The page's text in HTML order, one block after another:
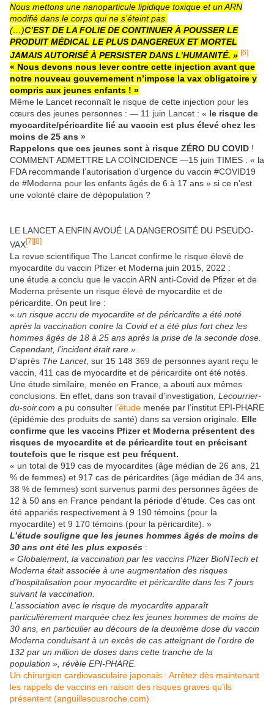
Nous mettons une nanoparticule lipidique toxique et un ARN
modifié dans le corps qui ne s’éteint pas.
(…)C’EST DE LA FOLIE DE CONTINUER À POUSSER LE
PRODUIT MÉDICAL LE PLUS DANGEREUX ET MORTEL
JAMAIS AUTORISÉ À PERSISTER DANS L’HUMANITÉ. » [6]
« Nous devons nous lever contre cette injection avant que
notre nouveau gouvernement n’impose la vax obligatoire y
compris aux jeunes enfants ! »
Même le Lancet reconnaît le risque de cette injection pour les
cœurs des jeunes personnes : — 11 juin Lancet : « le risque de
myocardite/péricardite lié au vaccin est plus élevé chez les
moins de 25 ans »
Rappelons que ces jeunes sont à risque ZÉRO DU COVID !
COMMENT ADMETTRE LA COÏNCIDENCE —15 juin TIMES : « la
FDA recommande l’autorisation d’urgence du vaccin #COVID19
de #Moderna pour les enfants âgés de 6 à 17 ans » si ce n’est
une volonté claire de dépopulation ?
LE LANCET A ENFIN AVOUÉ LA DANGEROSITÉ DU PSEUDO-
VAX[7][8]
La revue scientifique The Lancet confirme le risque élevé de
myocardite du vaccin Pfizer et Moderna juin 2015, 2022 :
une étude a conclu que le vaccin ARN anti-Covid de Pfizer et de
Moderna présente un risque élevé de myocardite et de
péricardite. On peut lire :
« un risque accru de myocardite et de péricardite a été noté
après la vaccination contre la Covid et a été plus fort chez les
hommes âgés de 18 à 25 ans après la prise de la seconde dose.
Cependant, l’incident était rare »
D’après The Lancet, sur 15 148 369 de personnes ayant reçu le
vaccin, 411 cas de myocardite et de péricardite ont été notés.
Une étude similaire, menée en France, a abouti aux mêmes
conclusions. En effet, dans son travail d’investigation, Lecourrier-
du-soir.com a pu consulter l’étude menée par l’institut EPI-PHARE
(épidémie des produits de santé) dans sa version originale. Elle
confirme que les vaccins Pfizer et Moderna présentent des
risques de myocardite et de péricardite tout en précisant
toutefois que le risque est peu fréquent.
« un total de 919 cas de myocardites (âge médian de 26 ans, 21
% de femmes) et 917 cas de péricardites (âge médian de 34 ans,
38 % de femmes) sont survenus parmi des personnes âgées de
12 à 50 ans en France pendant la période d’étude. Ces cas ont
été appariés respectivement à 9 190 témoins (pour la
myocardite) et 9 170 témoins (pour la péricardite). »
L’étude souligne que les jeunes hommes âgés de moins de
30 ans ont été les plus exposés :
« Globalement, la vaccination par les vaccins Pfizer BioNTech et
Moderna était associée à une augmentation des risques
d’hospitalisation pour myocardite et péricardite dans les 7 jours
suivant la vaccination.
L’association avec le risque de myocardite apparaît
particulièrement marquée chez les jeunes hommes de moins de
30 ans, en particulier au décours de la deuxième dose du vaccin
Moderna conduisant à un excès de cas atteignant de l’ordre de
132 par un million de doses dans cette tranche de la
population », révèle EPI-PHARE.
Un chirurgien cardiovasculaire japonais : Arrêtez dès maintenant
les rappels de vaccins en raison des risques graves qu’ils
présentent (anguillesousroche.com)